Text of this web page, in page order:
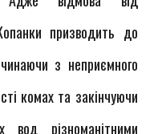
призводить до
з неприємного
комах та закінчуючи
вод різноманітними